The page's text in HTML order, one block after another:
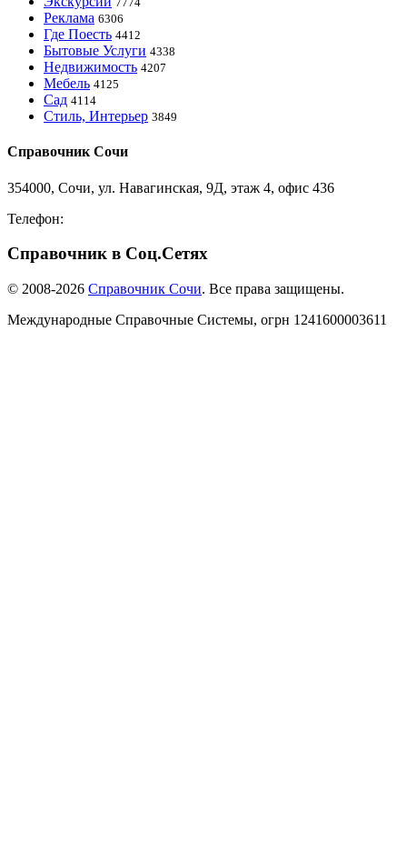
Реклама 6306
Где Поесть 4412
Бытовые Услуги 4338
Недвижимость 4207
Мебель 4125
Сад 4114
Стиль, Интерьер 3849
Справочник Сочи
354000, Сочи, ул. Навагинская, 9Д, этаж 4, офис 436
Телефон:
Справочник в Соц.Сетях
© 2008-2026 Справочник Сочи. Все права защищены.
Международные Справочные Системы, огрн 1241600003611